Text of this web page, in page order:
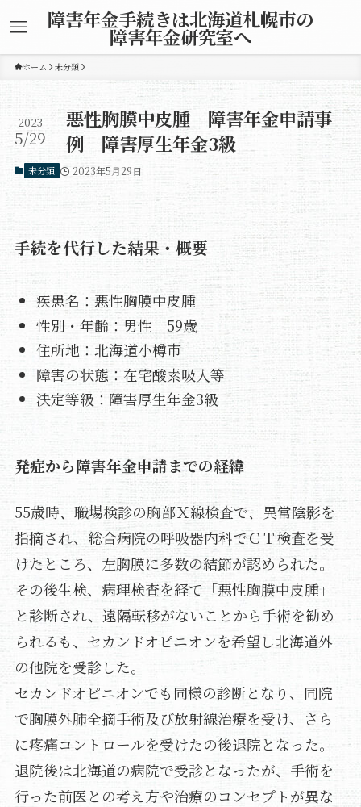
障害年金手続きは北海道札幌市の
障害年金研究室へ
ホーム 未分類
悪性胸膜中皮腫 障害年金申請事
例 障害厚生年金3級
2023
5/29
未分類 2023年5月29日
手続を代行した結果・概要
疾患名：悪性胸膜中皮腫
性別・年齢：男性 59歳
住所地：北海道小樽市
障害の状態：在宅酸素吸入等
決定等級：障害厚生年金3級
発症から障害年金申請までの経緯
55歳時、職場検診の胸部Ｘ線検査で、異常陰影を
指摘され、総合病院の呼吸器内科でＣＴ検査を受
けたところ、左胸膜に多数の結節が認められた。
その後生検、病理検査を経て「悪性胸膜中皮腫」
と診断され、遠隔転移がないことから手術を勧め
られるも、セカンドオピニオンを希望し北海道外
の他院を受診した。
セカンドオピニオンでも同様の診断となり、同院
で胸膜外肺全摘手術及び放射線治療を受け、さら
に疼痛コントロールを受けたの後退院となった。
退院後は北海道の病院で受診となったが、手術を
行った前医との考え方や治療のコンセプトが異な